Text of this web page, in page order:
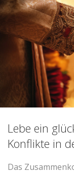
Lebe ein
Konflikte in
Das